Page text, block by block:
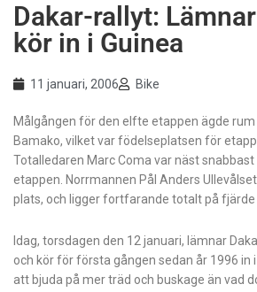
Dakar-rallyt:
kör in i Guinea
11 januari, 2006 Bike
Målgången för den elfte etappen ägde rum
Bamako, vilket var födelseplatsen för
Totalledaren Marc Coma var näst
etappen. Norrmannen Pål Anders
plats, och ligger fortfarande totalt på fjärde
Idag, torsdagen den 12 januari, lämnar
och kör för första gången sedan år 1996 in
att bjuda på mer träd och buskage än vad